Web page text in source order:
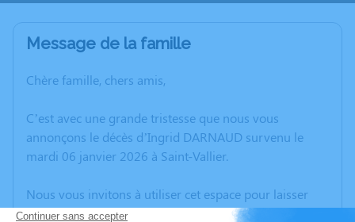
Message de la famille
Chère famille, chers amis,
C’est avec une grande tristesse que nous vous
annonçons le décès d’Ingrid DARNAUD survenu le
mardi 06 janvier 2026 à Saint-Vallier.
Nous vous invitons à utiliser cet espace pour laisser
vos condoléances, partager des photos souvenirs, une